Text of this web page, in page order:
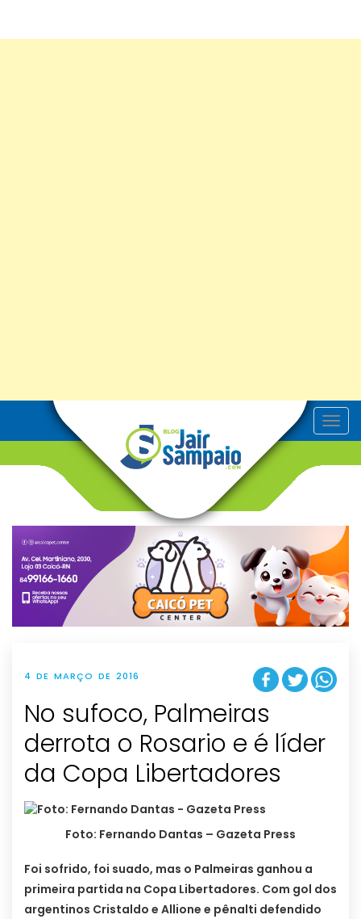
T
o
v
g
t
i
o
n
4 DE MARÇO DE 2016
No sufoco, Palmeiras
derrota o Rosario e é líder
da Copa Libertadores
Foto: Fernando Dantas – Gazeta Press
Foi sofrido, foi suado, mas o Palmeiras ganhou a
primeira partida na Copa Libertadores. Com gol dos
argentinos Cristaldo e Allione e pênalti defendido